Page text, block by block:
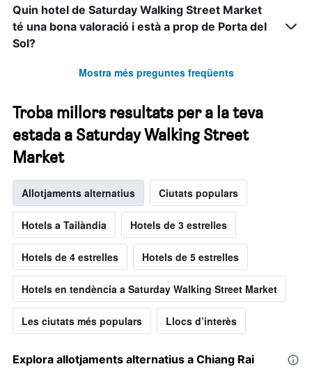
Quin hotel de Saturday Walking Street Market
té una bona valoració i està a prop de Porta del
Sol?
Mostra més preguntes freqüents
Troba millors resultats per a la teva
estada a Saturday Walking Street
Market
Allotjaments alternatius Ciutats populars
Hotels a Tailàndia Hotels de 3 estrelles
Hotels de 4 estrelles Hotels de 5 estrelles
Hotels en tendència a Saturday Walking Street Market
Les ciutats més populars Llocs d’interès
Explora allotjaments alternatius a Chiang Rai